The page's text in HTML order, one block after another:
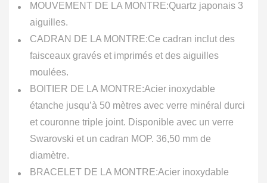
MOUVEMENT DE LA MONTRE:Quartz japonais 3
aiguilles.
CADRAN DE LA MONTRE:Ce cadran inclut des
faisceaux gravés et imprimés et des aiguilles
moulées.
BOITIER DE LA MONTRE:Acier inoxydable
étanche jusqu’à 50 mètres avec verre minéral durci
et couronne triple joint. Disponible avec un verre
Swarovski et un cadran MOP. 36,50 mm de
diamètre.
BRACELET DE LA MONTRE:Acier inoxydable